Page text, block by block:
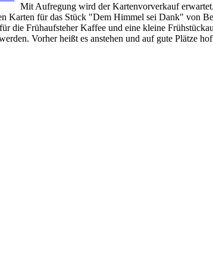
Mit Aufregung wird der Kartenvorverkauf
Karten für das Stück "Dem Himmel sei Dank" von
die Frühaufsteher Kaffee und eine kleine
Vorher heißt es anstehen und auf gute Plätze